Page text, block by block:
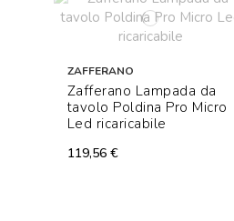
ZAFFERANO
Zafferano Lampada da
tavolo Poldina Pro Micro
Led ricaricabile
119,56 €